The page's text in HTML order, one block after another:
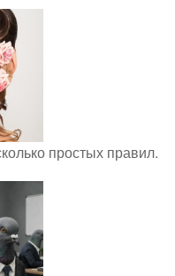
простых правил.